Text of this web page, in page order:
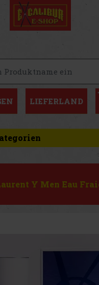
LIEFERLAND
Y Men Eau